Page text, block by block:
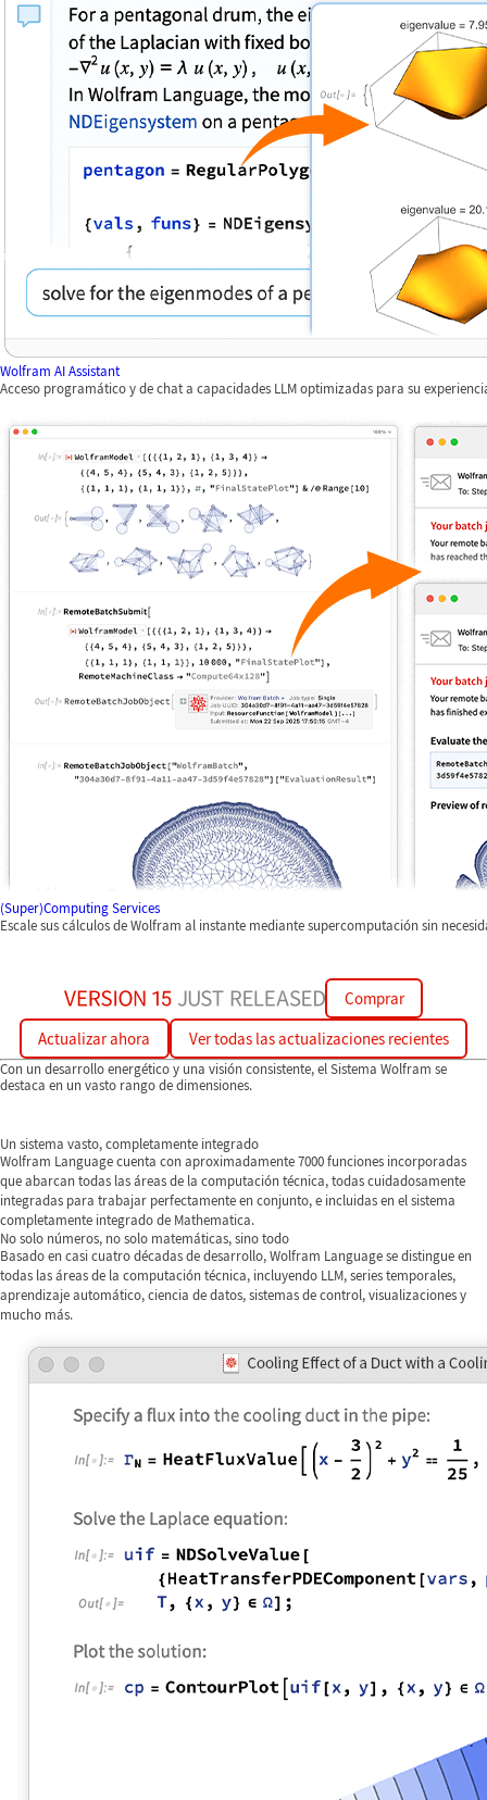
Wolfram AI Assistant
Acceso programático y de chat a capacidades LLM optimizadas para su
(Super)Computing Services
Escale sus cálculos de Wolfram al instante mediante supercomputación sin
Comprar
Actualizar ahora Ver todas las actualizaciones recientes
Con un desarrollo energético y una visión consistente, el Sistema Wolfram se
destaca en un vasto rango de dimensiones.
Un sistema vasto, completamente integrado
Wolfram Language cuenta con aproximadamente 7000 funciones incorporadas
que abarcan todas las áreas de la computación técnica, todas cuidadosamente
integradas para trabajar perfectamente en conjunto, e incluidas en el sistema
completamente integrado de Mathematica.
No solo números, no solo matemáticas, sino todo
Basado en casi cuatro décadas de desarrollo, Wolfram Language se distingue en
todas las áreas de la computación técnica, incluyendo LLM, series temporales,
aprendizaje automático, ciencia de datos, sistemas de control, visualizaciones y
mucho más.